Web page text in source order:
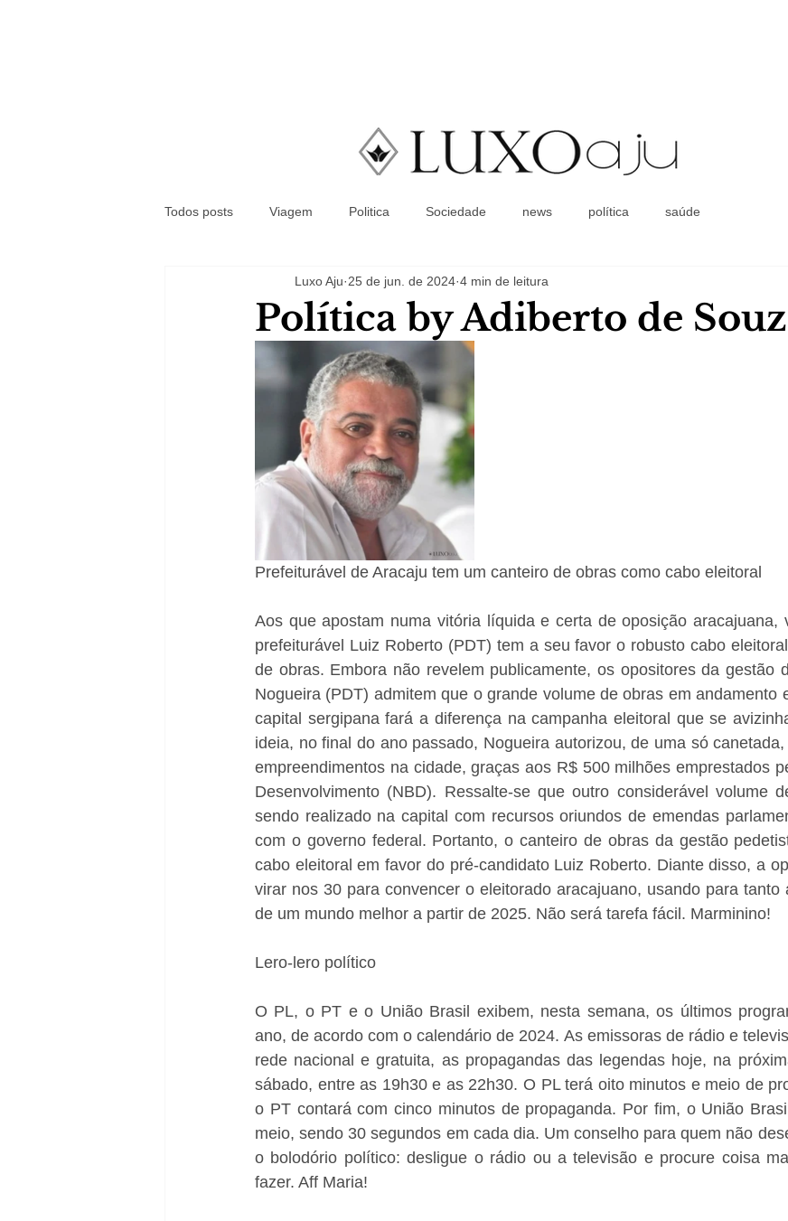
Coluna Social
Todos posts Viagem Politica Sociedade news política saúde
Política by Adiberto de
Luxo Aju 25 de jun. de 2024 4 min de leitura
Prefeiturável de Aracaju tem um canteiro de obras como cabo eleitoral
Aos que apostam numa vitória líquida e certa de oposição aracajuana,
prefeiturável Luiz Roberto (PDT) tem a seu favor o robusto cabo
de obras. Embora não revelem publicamente, os opositores da gestão
Nogueira (PDT) admitem que o grande volume de obras em andamento
capital sergipana fará a diferença na campanha eleitoral que se
ideia, no final do ano passado, Nogueira autorizou, de uma só
empreendimentos na cidade, graças aos R$ 500 milhões emprestados
Desenvolvimento (NBD). Ressalte-se que outro considerável volume
sendo realizado na capital com recursos oriundos de emendas
com o governo federal. Portanto, o canteiro de obras da gestão
cabo eleitoral em favor do pré-candidato Luiz Roberto. Diante disso, a
virar nos 30 para convencer o eleitorado aracajuano, usando para tanto
de um mundo melhor a partir de 2025. Não será tarefa fácil. Marminino!
Lero-lero político
O PL, o PT e o União Brasil exibem, nesta semana, os últimos
ano, de acordo com o calendário de 2024. As emissoras de rádio e
rede nacional e gratuita, as propagandas das legendas hoje, na
sábado, entre as 19h30 e as 22h30. O PL terá oito minutos e meio de
o PT contará com cinco minutos de propaganda. Por fim, o União
meio, sendo 30 segundos em cada dia. Um conselho para quem não
o bolodório político: desligue o rádio ou a televisão e procure coisa
fazer. Aff Maria!